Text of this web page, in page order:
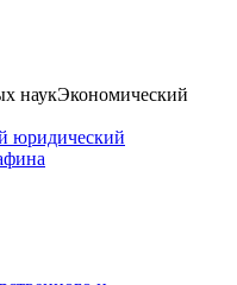
наукЭкономический
юридический